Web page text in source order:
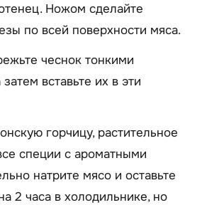
Ножом сделайте
по всей поверхности мяса.
чеснок тонкими
вставьте их в эти
горчицу, растительное
специи с ароматными
натрите мясо и оставьте
2 часа в холодильнике, но